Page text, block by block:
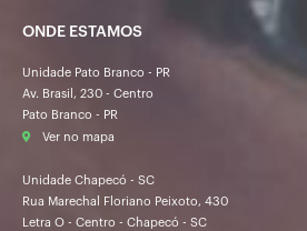
ONDE ESTAMOS
Unidade Pato Branco - PR
Av. Brasil, 230 - Centro
Pato Branco - PR
Ver no mapa
Unidade Chapecó - SC
Rua Marechal Floriano Peixoto, 430
Letra O - Centro - Chapecó - SC